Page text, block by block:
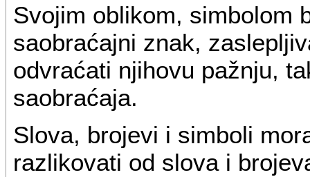
Svojim oblikom, simbolom
saobraćajni znak,
odvraćati njihovu pažnju,
saobraćaja.
Slova, brojevi i simboli
razlikovati od slova i